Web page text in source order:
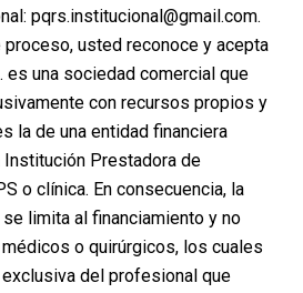
pqrs.institucional@gmail.com.
usted reconoce y acepta
es una sociedad comercial que
con recursos propios y
la de una entidad financiera
Institución Prestadora de
o clínica. En consecuencia, la
se limita al financiamiento y no
o quirúrgicos, los cuales
del profesional que